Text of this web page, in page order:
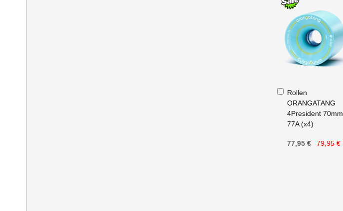
Rollen
ORANGATANG
4President 70mm
77A (x4)
77,95 € 79,95 €
In
den
Warenkorb